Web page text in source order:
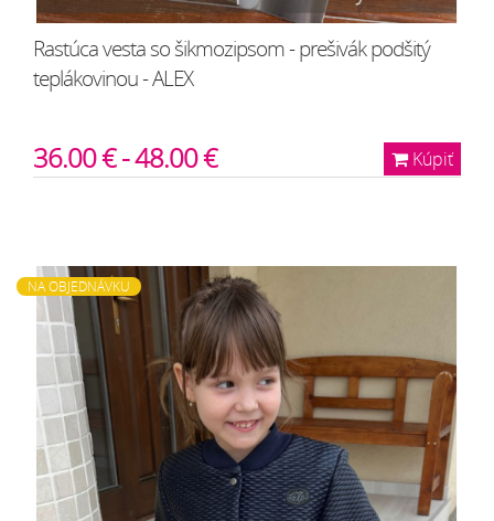
Rastúca vesta so šikmozipsom - prešivák podšitý
teplákovinou - ALEX
Kúpiť
36.00 € - 48.00 €
NA OBJEDNÁVKU